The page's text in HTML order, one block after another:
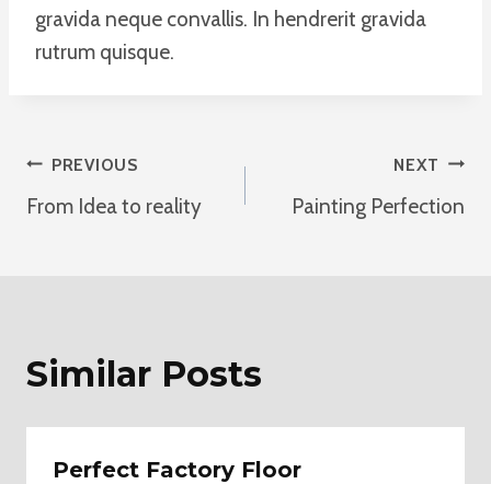
gravida neque convallis. In hendrerit gravida
rutrum quisque.
Post
Navigation
PREVIOUS
From Idea to reality
NEXT
Painting Perfection
Similar Posts
Perfect Factory Floor